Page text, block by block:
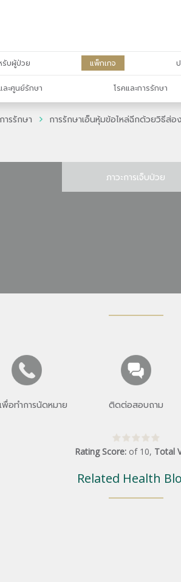
รับผู้ป่วย แพ็กเกจ
ะศูนย์รักษา โรคและการรักษา
ารรักษา การรักษาเอ็นหุ้มข้อไหล่ฉีกด้วยวิธีส่
ภาวะการเจ็บป่วย
พื่อทำการนัดหมาย ติดต่อสอบถาม
Rating Score: of 10, Total
Related Health